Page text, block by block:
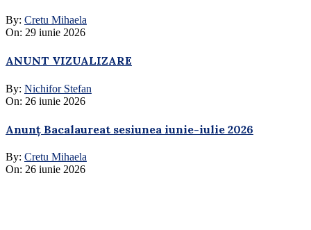
By: Cretu Mihaela
On: 29 iunie 2026
ANUNT VIZUALIZARE
By: Nichifor Stefan
On: 26 iunie 2026
Anunț Bacalaureat sesiunea iunie-iulie 2026
By: Cretu Mihaela
On: 26 iunie 2026